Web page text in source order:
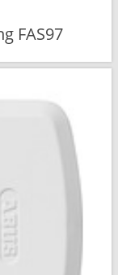
FAS97